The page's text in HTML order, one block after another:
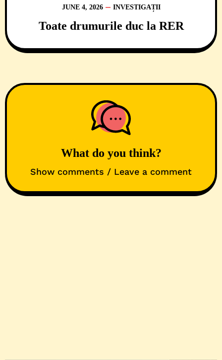
JUNE 4, 2026 INVESTIGAȚII
Toate drumurile duc la RER
What do you think?
Show comments / Leave a comment